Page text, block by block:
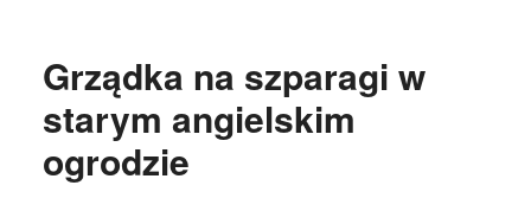
Grządka na szparagi w
starym angielskim
ogrodzie